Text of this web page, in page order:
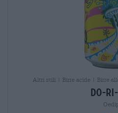
Altri stili | Birre acide | Birre
do-